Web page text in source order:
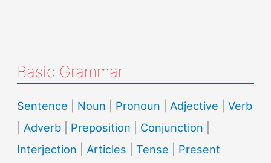
Basic Grammar
Sentence Noun Pronoun Adjective |Verb
Adverb Preposition Conjunction
Interjection
Articles |Tense
Present